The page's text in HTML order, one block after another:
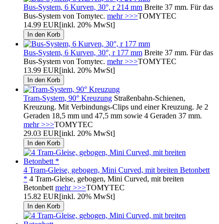
Bus-System, 6 Kurven, 30°, r 214 mm Breite 37 mm. Für das
Bus-System von Tomytec. mehr >>>TOMYTEC
14.99 EUR[inkl. 20% MwSt]
Bus-System, 6 Kurven, 30°, r 177 mm Breite 37 mm. Für das
Bus-System von Tomytec. mehr >>>TOMYTEC
13.99 EUR[inkl. 20% MwSt]
Tram-System, 90° Kreuzung Straßenbahn-Schienen,
Kreuzung. Mit Verbindungs-Clips und einer Kreuzung. Je 2
Geraden 18,5 mm und 47,5 mm sowie 4 Geraden 37 mm.
mehr >>>TOMYTEC
29.03 EUR[inkl. 20% MwSt]
4 Tram-Gleise, gebogen, Mini Curved, mit breiten Betonbett
* 4 Tram-Gleise, gebogen, Mini Curved, mit breiten
Betonbett mehr >>>TOMYTEC
15.82 EUR[inkl. 20% MwSt]